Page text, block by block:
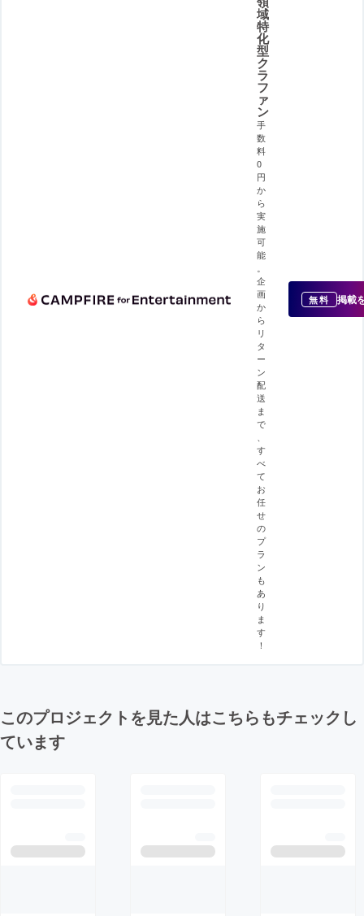
域
特
化
型
ク
ラ
フ
ァ
ン
手
数
料
0
円
か
ら
実
施
可
能
。
企
画
か
ら
リ
タ
ー
ン
配
送
ま
で
、
す
べ
て
お
任
せ
の
プ
ラ
ン
も
あ
り
ま
す
！
無料 掲載
このプロジェクトを見た人はこちらもチェックし
ています